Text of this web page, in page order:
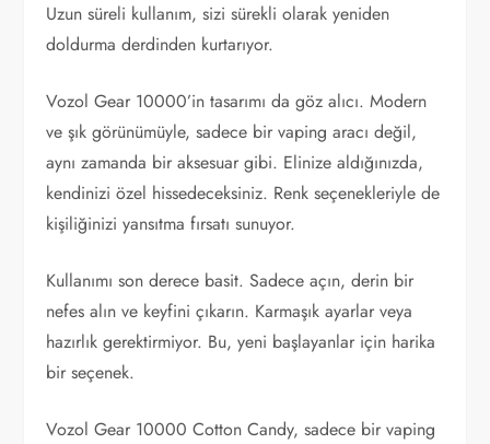
Uzun süreli kullanım, sizi sürekli olarak yeniden
doldurma derdinden kurtarıyor.
Vozol Gear 10000’in tasarımı da göz alıcı. Modern
ve şık görünümüyle, sadece bir vaping aracı değil,
aynı zamanda bir aksesuar gibi. Elinize aldığınızda,
kendinizi özel hissedeceksiniz. Renk seçenekleriyle de
kişiliğinizi yansıtma fırsatı sunuyor.
Kullanımı son derece basit. Sadece açın, derin bir
nefes alın ve keyfini çıkarın. Karmaşık ayarlar veya
hazırlık gerektirmiyor. Bu, yeni başlayanlar için harika
bir seçenek.
Vozol Gear 10000 Cotton Candy, sadece bir vaping